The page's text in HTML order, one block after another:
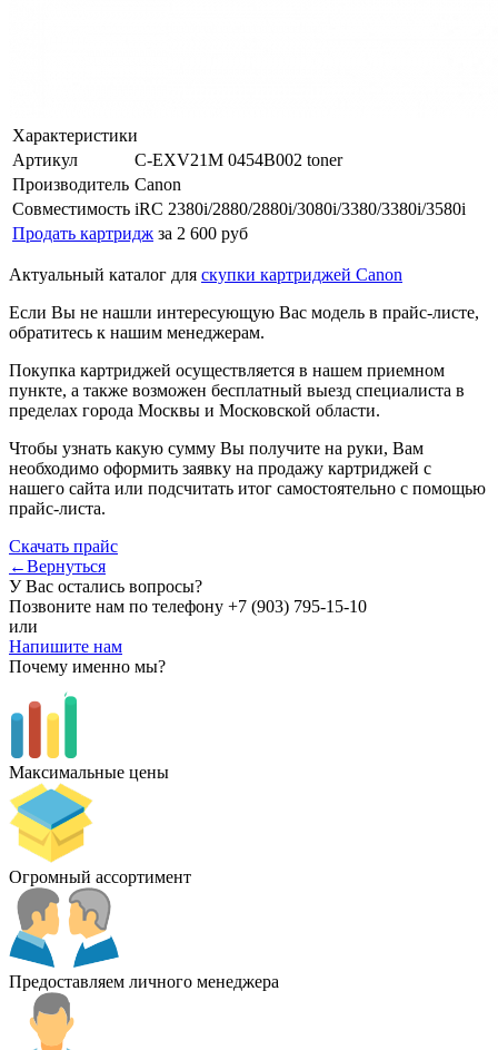
Характеристики
Артикул
C-EXV21M 0454B002 toner
Производитель Canon
Совместимость iRC 2380i/2880/2880i/3080i/3380/3380i/3580i
Продать картридж за 2 600 руб
Актуальный каталог для скупки картриджей Canon
Если Вы не нашли интересующую Вас модель в прайс-листе,
обратитесь к нашим менеджерам.
Покупка картриджей осуществляется в нашем приемном
пункте, а также возможен бесплатный выезд специалиста в
пределах города Москвы и Московской области.
Чтобы узнать какую сумму Вы получите на руки, Вам
необходимо оформить заявку на продажу картриджей с
нашего сайта или подсчитать итог самостоятельно с помощью
прайс-листа.
Скачать прайс
←Вернуться
У Вас остались вопросы?
Позвоните нам по телефону +7 (903) 795-15-10
или
Напишите нам
Почему именно мы?
Максимальные цены
Огромный ассортимент
Предоставляем личного менеджера